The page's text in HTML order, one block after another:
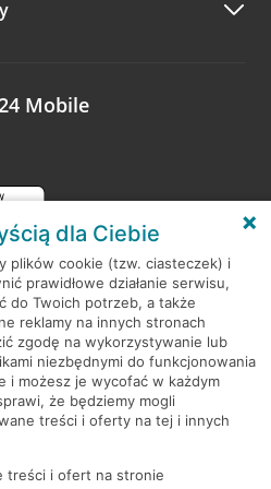
z nami opinią o wizycie.
Mobile
dla Ciebie
plików cookie (tzw. ciasteczek) i
prawidłowe działanie serwisu,
do Twoich potrzeb, a także
reklamy na innych stronach
zgodę na wykorzystywanie lub
niezbędnymi do funkcjonowania
i możesz je wycofać w każdym
że będziemy mogli
treści i oferty na tej i innych
treści i ofert na stronie